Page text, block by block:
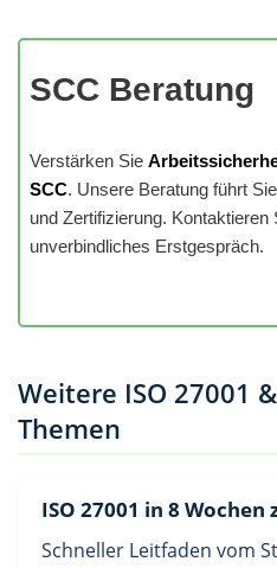
SCC Beratung
Verstärken Sie
SCC. Unsere Beratung führt
und Zertifizierung. Kontaktieren
unverbindliches Erstgespräch.
Weitere ISO 27001
Themen
ISO 27001 in 8
Schneller Leitfaden vom